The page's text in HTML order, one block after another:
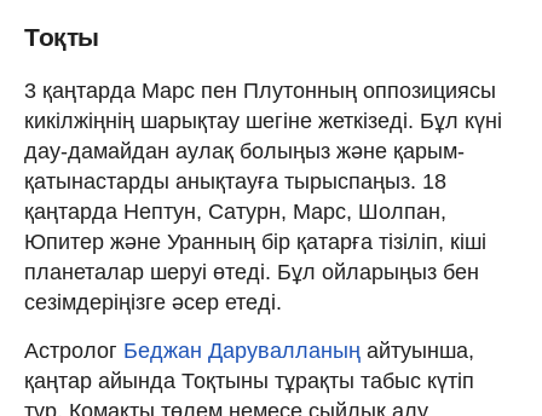
Тоқты
3 қаңтарда Марс пен Плутонның оппозициясы
кикілжіңнің шарықтау шегіне жеткізеді. Бұл күні
дау-дамайдан аулақ болыңыз және қарым-
қатынастарды анықтауға тырыспаңыз. 18
қаңтарда Нептун, Сатурн, Марс, Шолпан,
Юпитер және Уранның бір қатарға тізіліп, кіші
планеталар шеруі өтеді. Бұл ойларыңыз бен
сезімдеріңізге әсер етеді.
Астролог Беджан Дарувалланың айтуынша,
қаңтар айында Тоқтыны тұрақты табыс күтіп
тұр. Қомақты төлем немесе сыйлық алу